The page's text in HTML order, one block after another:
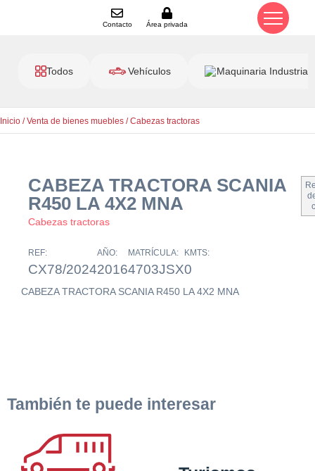
Contacto Área privada
Todos Vehículos Maquinaria Industrial
Inicio /Venta de bienes muebles /Cabezas tractoras
CABEZA TRACTORA SCANIA
R450 LA 4X2 MNA
Cabezas tractoras
REF:
CX78/2024
AÑO:
2016
MATRÍCULA:
4703JSX
KMTS:
0
CABEZA TRACTORA SCANIA R450 LA 4X2 MNA
También te puede interesar